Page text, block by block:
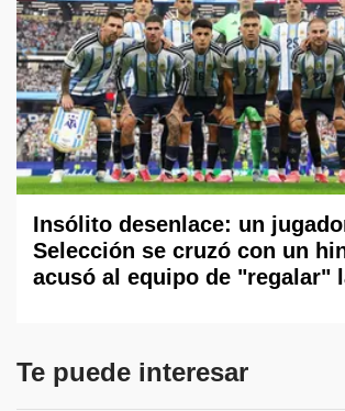
Insólito desenlace: un
Selección se cruzó con un
acusó al equipo de "regalar"
Te puede interesar